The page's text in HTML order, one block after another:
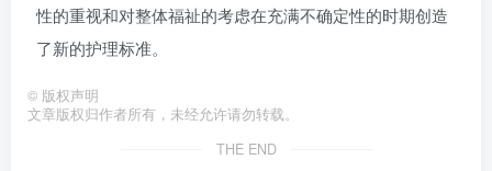
性的重视和对整体福祉的考虑在充满不确定性的时期创造
了新的护理标准。
© 版权声明
文章版权归作者所有，未经允许请勿转载。
THE END